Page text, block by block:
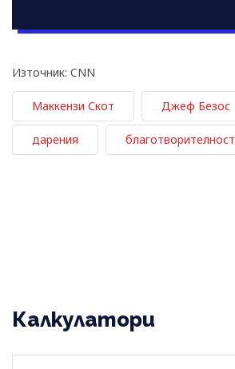
Източник: CNN
Маккензи Скот Джеф Безос
дарения благотворителност
Калкулатори